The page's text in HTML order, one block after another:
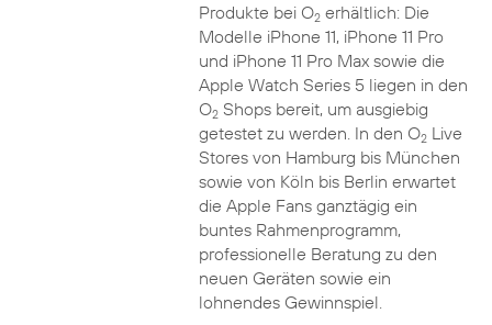
Produkte bei O2erhältlich: Die
Modelle iPhone 11, iPhone 11 Pro
und iPhone 11 Pro Max sowie die
Apple Watch Series 5 liegen in den
O2Shops bereit, um ausgiebig
getestet zu werden. In den O2Live
Stores von Hamburg bis München
sowie von Köln bis Berlin erwartet
die Apple Fans ganztägig ein
buntes Rahmenprogramm,
professionelle Beratung zu den
neuen Geräten sowie ein
lohnendes Gewinnspiel.